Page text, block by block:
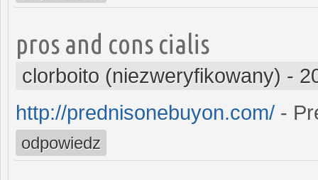
pros and cons cialis
clorboito (niezweryfikowany) -
http://prednisonebuyon.com/ -
odpowiedz